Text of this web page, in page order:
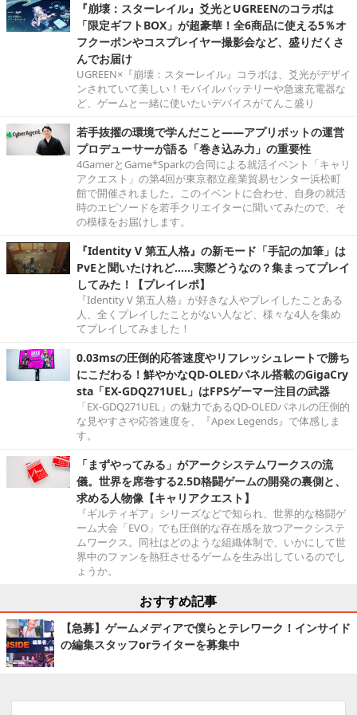
『崩壊：スターレイル』爻光とUGREENのコラボは
「限定ギフトBOX」が超豪華！全6商品に使える5％オ
フクーポンやコスプレイヤー撮影会など、盛りだくさ
んでお届け
UGREEN×『崩壊：スターレイル』コラボは、爻光がデザイ
ンされていて美しい！モバイルバッテリーや急速充電器な
ど、ゲームと一緒に使いたいデバイスがてんこ盛り
若手抜擢の環境で学んだこと――アプリボットの運営
プロデューサーが語る「巻き込み力」の重要性
4GamerとGame*Sparkの合同による就活イベント「キャリ
アクエスト」の第4回が東京都立産業貿易センター浜松町
館で開催されました。このイベントに合わせ、自身の就活
時のエピソードを若手クリエイターに聞いてみたので、そ
の模様をお届けします。
『Identity V 第五人格』の新モード「手記の加筆」は
PvEと聞いたけれど……実際どうなの？集まってプレイ
してみた！【プレイレポ】
『Identity V 第五人格』が好きな人やプレイしたことある
人、全くプレイしたことがない人など、様々な4人を集め
てプレイしてみました！
0.03msの圧倒的応答速度やリフレッシュレートで勝ち
にこだわる！鮮やかなQD-OLEDパネル搭載のGigaCry
sta「EX-GDQ271UEL」はFPSゲーマー注目の武器
「EX-GDQ271UEL」の魅力であるQD-OLEDパネルの圧倒的
な見やすさや応答速度を、『Apex Legends』で体感しま
す。
「まずやってみる」がアークシステムワークスの流
儀。世界を席巻する2.5D格闘ゲームの開発の裏側と、
求める人物像【キャリアクエスト】
『ギルティギア』シリーズなどで知られ、世界的な格闘ゲ
ーム大会「EVO」でも圧倒的な存在感を放つアークシステ
ムワークス。同社はどのような組織体制で、いかにして世
界中のファンを熱狂させるゲームを生み出しているのでし
ょうか。
おすすめ記事
【急募】ゲームメディアで僕らとテレワーク！インサイド
の編集スタッフorライターを募集中